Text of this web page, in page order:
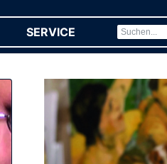
SERVICE (CURRENT)